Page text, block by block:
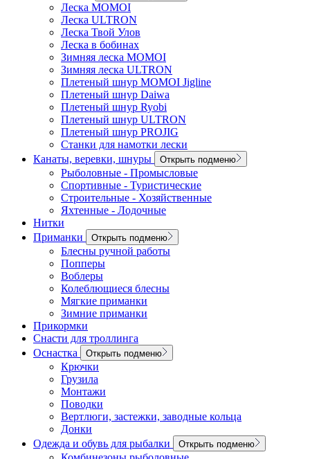
Леска MOMOI
Леска ULTRON
Леска Твой Улов
Леска в бобинах
Зимняя леска MOMOI
Зимняя леска ULTRON
Плетеный шнур MOMOI Jigline
Плетеный шнур Daiwa
Плетеный шнур Ryobi
Плетеный шнур ULTRON
Плетеный шнур PROJIG
Станки для намотки лески
Канаты, веревки, шнуры
Открыть подменю
Рыболовные - Промысловые
Спортивные - Туристические
Строительные - Хозяйственные
Яхтенные - Лодочные
Нитки
Приманки
Открыть подменю
Блесны ручной работы
Попперы
Воблеры
Колеблющиеся блесны
Мягкие приманки
Зимние приманки
Прикормки
Снасти для троллинга
Оснастка
Открыть подменю
Крючки
Грузила
Монтажи
Поводки
Вертлюги, застежки, заводные кольца
Донки
Одежда и обувь для рыбалки
Открыть подменю